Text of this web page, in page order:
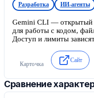
Разработка ИИ-агенты
Gemini CLI — открытый
для работы с кодом,
Доступ и лимиты
Карточка
Сайт
Сравнение